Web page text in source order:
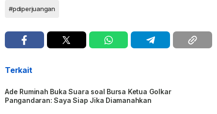
#pdiperjuangan
Terkait
Ade Ruminah Buka Suara soal Bursa Ketua Golkar
Pangandaran: Saya Siap Jika Diamanahkan